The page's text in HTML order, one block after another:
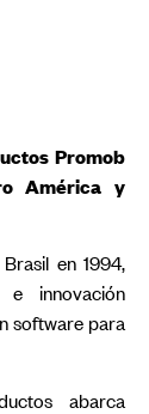
Promob
América y
en 1994,
innovación
software para
abarca